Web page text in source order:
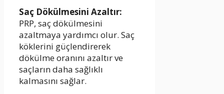
Saç Dökülmesini Azaltır:
PRP, saç dökülmesini
azaltmaya yardımcı olur. Saç
köklerini güçlendirerek
dökülme oranını azaltır ve
saçların daha sağlıklı
kalmasını sağlar.